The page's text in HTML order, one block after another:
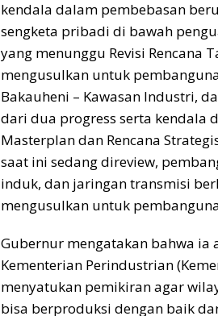
kendala dalam pembebasan
sengketa pribadi di bawah
yang menunggu Revisi Rencana
mengusulkan untuk
Bakauheni – Kawasan Industri,
dari dua progress serta kendala
Masterplan dan Rencana
saat ini sedang direview,
induk, dan jaringan transmisi
mengusulkan untuk
Gubernur mengatakan bahwa ia
Kementerian Perindustrian
menyatukan pemikiran agar
bisa berproduksi dengan baik